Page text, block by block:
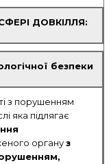
ДОВКІЛЛЯ:
безпеки
з порушенням
яка підлягає
органуз